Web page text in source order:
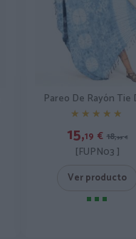
Pareo De Rayón Tie
★★★★★
★★★★★
15,19 € 18,99 €
[FUPN03 ]
Ver producto